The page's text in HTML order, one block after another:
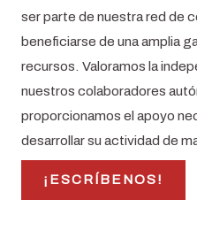
ser parte de nuestra red de
beneficiarse de una amplia
recursos. Valoramos la
nuestros colaboradores
proporcionamos el apoyo
desarrollar su actividad de
¡ESCRÍBENOS!